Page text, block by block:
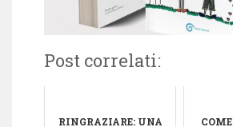
Post correlati:
RINGRAZIARE: UNA